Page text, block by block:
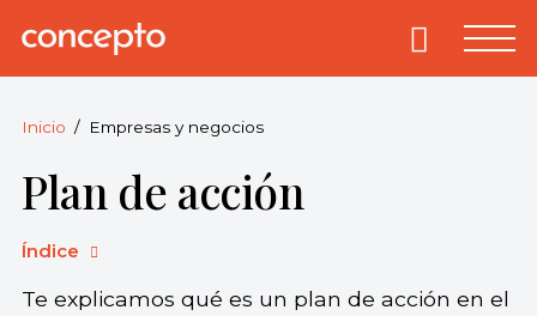
Concepto.
derechos
reservados.
Primary
Inicio Empresas y negocios
Plan de acción
Índice
Te explicamos qué es un plan de acción en el